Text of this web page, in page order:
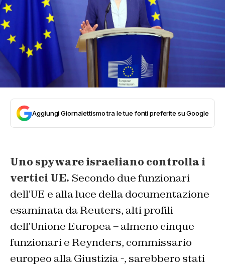
Aggiungi Giornalettismo tra le tue fonti preferite su Google
Uno spyware israeliano controlla i
vertici UE. Secondo due funzionari
dell’UE e alla luce della documentazione
esaminata daReuters, alti profili
dell’Unione Europea – almeno cinque
funzionari e Reynders, commissario
europeo alla Giustizia -, sarebbero stati